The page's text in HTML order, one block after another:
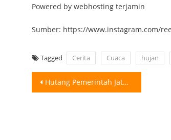
Powered by webhosting terjamin
Sumber: https://www.instagram.com/
Tagged Cerita Cuaca hujan
Post
Hutang Pemerintah Jatuh Tempo Pada 2025 Presiden terpilih Prabowo Subianto mau tidak